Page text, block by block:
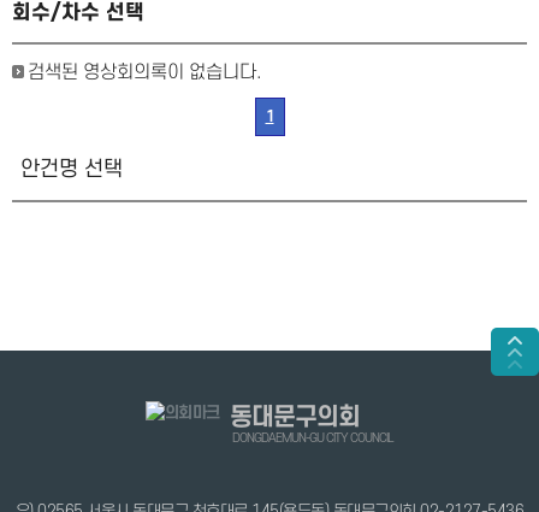
회수/차수 선택
검색된 영상회의록이 없습니다.
1
안건명 선택
동대문구의회
DONGDAEMUN-GU CITY COUNCIL